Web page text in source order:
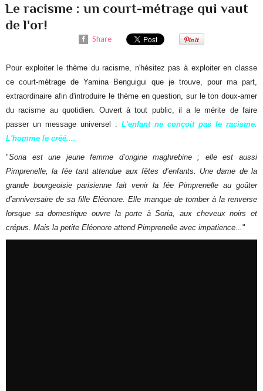
Le racisme : un court-métrage qui vaut
de l'or!
Share
Pour exploiter le thème du racisme, n'hésitez pas à exploiter en classe
ce court-métrage de Yamina Benguigui que je trouve, pour ma part,
extraordinaire afin d'introduire le thème en question, sur le ton doux-amer
du racisme au quotidien. Ouvert à tout public, il a le mérite de faire
passer un message universel : L'enfant ne conçoit pas le racisme.
L'homme le créé....
"Soria est une jeune femme d’origine maghrebine ; elle est aussi
Pimprenelle, la fée tant attendue aux fêtes d’enfants. Une dame de la
grande bourgeoisie parisienne fait venir la fée Pimprenelle au goûter
d’anniversaire de sa fille Eléonore. Elle manque de tomber à la renverse
lorsque sa domestique ouvre la porte à Soria, aux cheveux noirs et
crépus. Mais la petite Eléonore attend Pimprenelle avec impatience..."